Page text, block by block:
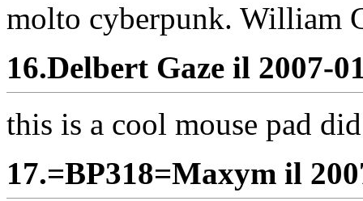
molto cyberpunk. William
16.Delbert Gaze il 2007-
this is a cool mouse pad
17.=BP318=Maxym il